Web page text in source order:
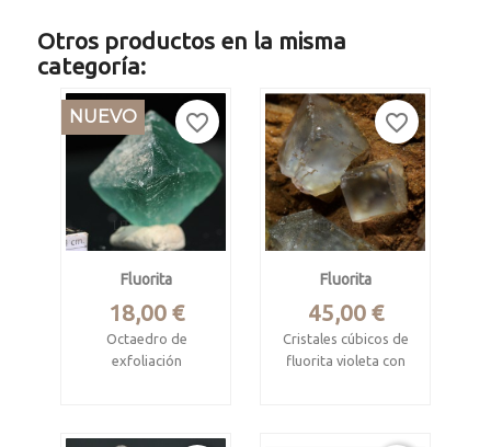
Otros productos en la misma
categoría:
Fluorita
Precio
18,00 €
Octaedro de
exfoliación
NUEVO favorite_border
Fluorita
Precio
45,00 €
Cristales cúbicos de
fluorita violeta con
favorite_border